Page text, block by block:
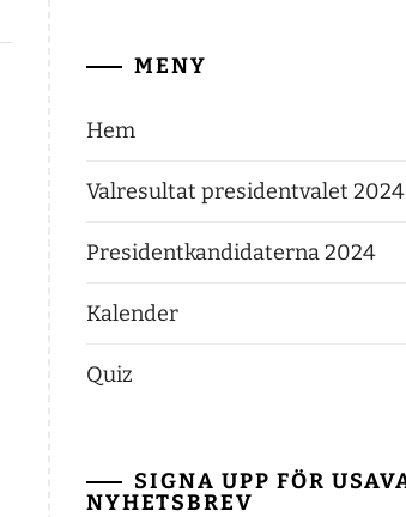
MENY
Hem
Valresultat presidentvalet 2024
Presidentkandidaterna 2024
Kalender
Quiz
SIGNA UPP FÖR
NYHETSBREV